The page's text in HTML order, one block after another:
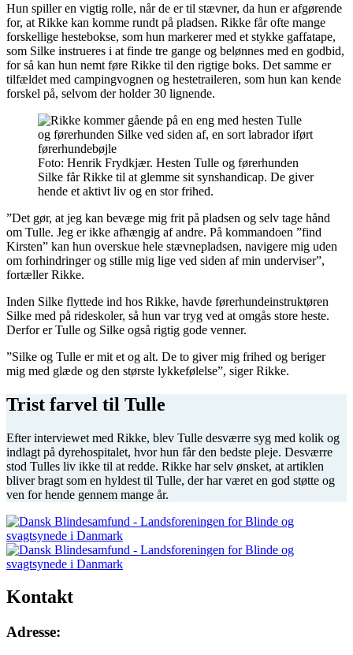
Hun spiller en vigtig rolle, når de er til stævner, da hun er afgørende
for, at Rikke kan komme rundt på pladsen. Rikke får ofte mange
forskellige hestebokse, som hun markerer med et stykke gaffatape,
som Silke instrueres i at finde tre gange og belønnes med en godbid,
for så kan hun nemt føre Rikke til den rigtige boks. Det samme er
tilfældet med campingvognen og hestetraileren, som hun kan kende
forskel på, selvom der holder 30 lignende.
Foto: Henrik Frydkjær. Hesten Tulle og førerhunden
Silke får Rikke til at glemme sit synshandicap. De giver
hende et aktivt liv og en stor frihed.
”Det gør, at jeg kan bevæge mig frit på pladsen og selv tage hånd
om Tulle. Jeg er ikke afhængig af andre. På kommandoen ”find
Kirsten” kan hun overskue hele stævnepladsen, navigere mig uden
om forhindringer og stille mig lige ved siden af min underviser”,
fortæller Rikke.
Inden Silke flyttede ind hos Rikke, havde førerhundeinstruktøren
Silke med på rideskoler, så hun var tryg ved at omgås store heste.
Derfor er Tulle og Silke også rigtig gode venner.
”Silke og Tulle er mit et og alt. De to giver mig frihed og beriger
mig med glæde og den største lykkefølelse”, siger Rikke.
Trist farvel til Tulle
Efter interviewet med Rikke, blev Tulle desværre syg med kolik og
indlagt på dyrehospitalet, hvor hun får den bedste pleje. Desværre
stod Tulles liv ikke til at redde. Rikke har selv ønsket, at artiklen
bliver bragt som en hyldest til Tulle, der har været en god støtte og
ven for hende gennem mange år.
Kontakt
Adresse: